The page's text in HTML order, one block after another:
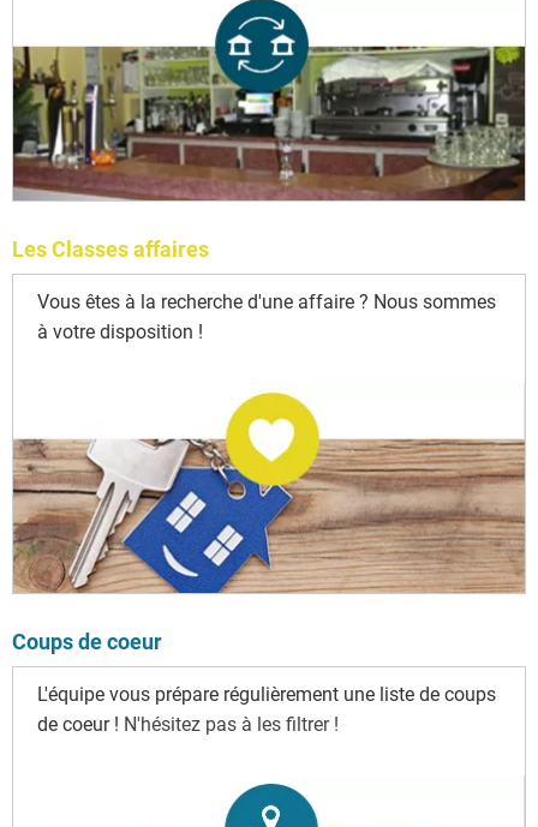
Les Classes affaires
Vous êtes à la recherche d'une affaire ? Nous sommes
à votre disposition !
Coups de coeur
L'équipe vous prépare régulièrement une liste de coups
de coeur ! N'hésitez pas à les filtrer !